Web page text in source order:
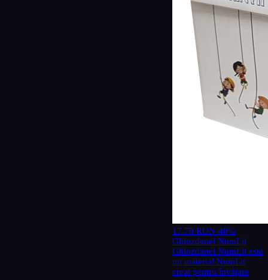
17.79 RON-40%
Ghiozdanel NumLit
Ghiozdanel NumLit este
un material NumLit
creat pentru învățare